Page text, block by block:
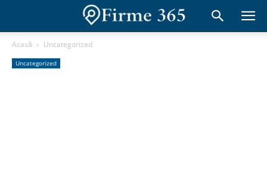
Acasă Uncategorized
Uncategorized